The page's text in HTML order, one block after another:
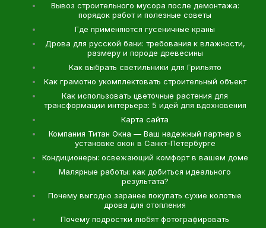
Вывоз строительного мусора после демонтажа:
порядок работ и полезные советы
Где применяются гусеничные краны
Дрова для русской бани: требования к влажности,
размеру и породе древесины
Как выбрать светильники для Грильято
Как грамотно укомплектовать строительный объект
Как использовать цветочные растения для
трансформации интерьера: 5 идей для вдохновения
Карта сайта
Компания Титан Окна — Ваш надежный партнер в
установке окон в Санкт-Петербурге
Кондиционеры: освежающий комфорт в вашем доме
Малярные работы: как добиться идеального
результата?
Почему выгодно заранее покупать сухие колотые
дрова для отопления
Почему подростки любят фотографировать